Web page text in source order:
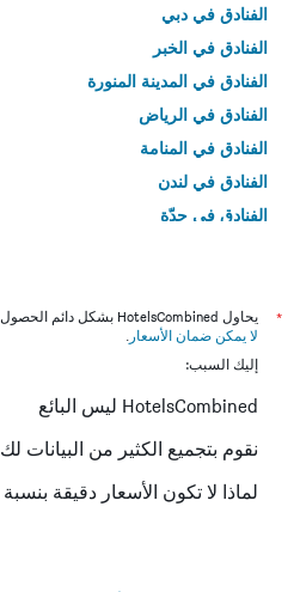
الفنادق في دبي
الفنادق في الخبر
الفنادق في المدينة المنورة
الفنادق في الرياض
الفنادق في المنامة
الفنادق في لندن
الفنادق في جدّة
*
يحاول HotelsCombined بشكل دائم الحصول على الأسعار الدقيقة، ولكن
لا يمكن ضمان الأسعار .
إليك السبب:
HotelsCombined ليس البائع
نقوم بتجميع الكثير من البيانات لك
لماذا لا تكون الأسعار دقيقة بنسبة 100٪؟